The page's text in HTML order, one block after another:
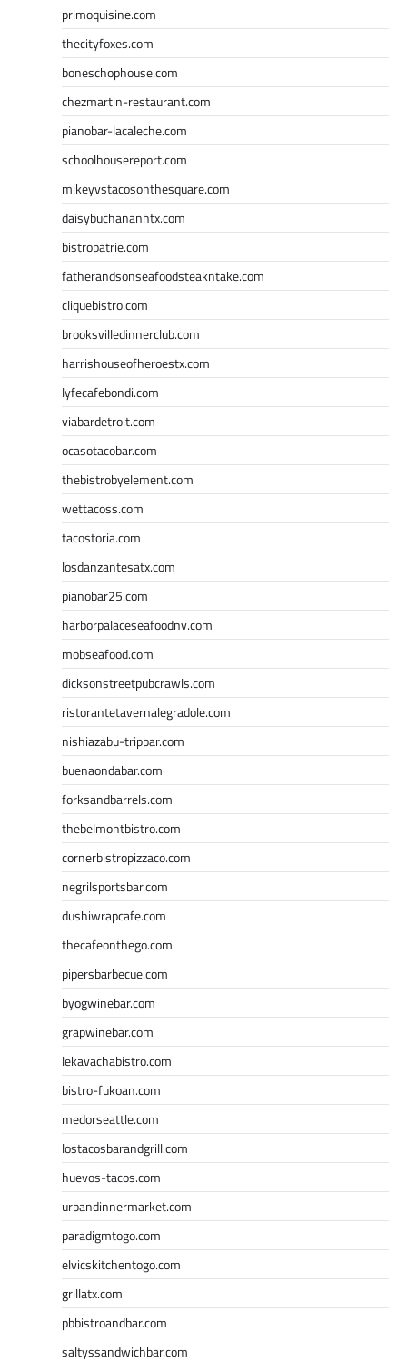
primoquisine.com
thecityfoxes.com
boneschophouse.com
chezmartin-restaurant.com
pianobar-lacaleche.com
schoolhousereport.com
mikeyvstacosonthesquare.com
daisybuchananhtx.com
bistropatrie.com
fatherandsonseafoodsteakntake.com
cliquebistro.com
brooksvilledinnerclub.com
harrishouseofheroestx.com
lyfecafebondi.com
viabardetroit.com
ocasotacobar.com
thebistrobyelement.com
wettacoss.com
tacostoria.com
losdanzantesatx.com
pianobar25.com
harborpalaceseafoodnv.com
mobseafood.com
dicksonstreetpubcrawls.com
ristorantetavernalegradole.com
nishiazabu-tripbar.com
buenaondabar.com
forksandbarrels.com
thebelmontbistro.com
cornerbistropizzaco.com
negrilsportsbar.com
dushiwrapcafe.com
thecafeonthego.com
pipersbarbecue.com
byogwinebar.com
grapwinebar.com
lekavachabistro.com
bistro-fukoan.com
medorseattle.com
lostacosbarandgrill.com
huevos-tacos.com
urbandinnermarket.com
paradigmtogo.com
elvicskitchentogo.com
grillatx.com
pbbistroandbar.com
saltyssandwichbar.com